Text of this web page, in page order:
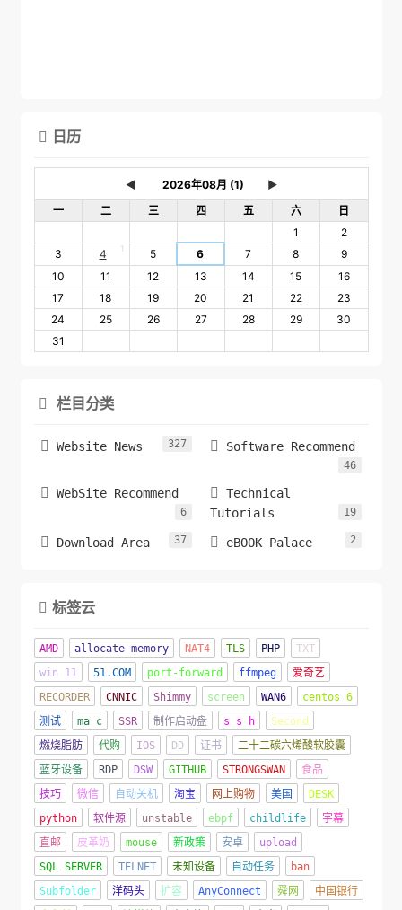
 日历
◄
►
一
二 三 四 五 六
日
1
2
3
4 1 5 6 7 8
9
10
11 12 13 14 15
16
17
18 19 20 21 22
23
24
25 26 27 28 29
30
31
 栏目分类
 Website News 327  Software Recommend
46
 WebSite Recommend
6

Technical
Tutorials
19
 Download Area 37  eBOOK Palace 2
 标签云
AMD allocate memory NAT4 TLS PHP
TXT
win 11
51.COM port-forward ffmpeg
爱奇艺
RECORDER
CNNIC Shimmy screen WAN6
centos 6
测试
ma c SSR 制作启动盘 s s h
Second
燃烧脂肪
代购 IOS DD 证书
二十二碳六烯酸软胶囊
蓝牙设备
RDP DSW GITHUB STRONGSWAN
食品
技巧
微信 自动关机 淘宝 网上购物 美国
DESK
python
软件源 unstable ebpf childlife
字幕
直邮
皮革奶 mouse 新政策 安卓
upload
SQL SERVER
TELNET 未知设备 自动任务
ban
Subfolder
洋码头 扩容 AnyConnect 舜网
中国银行